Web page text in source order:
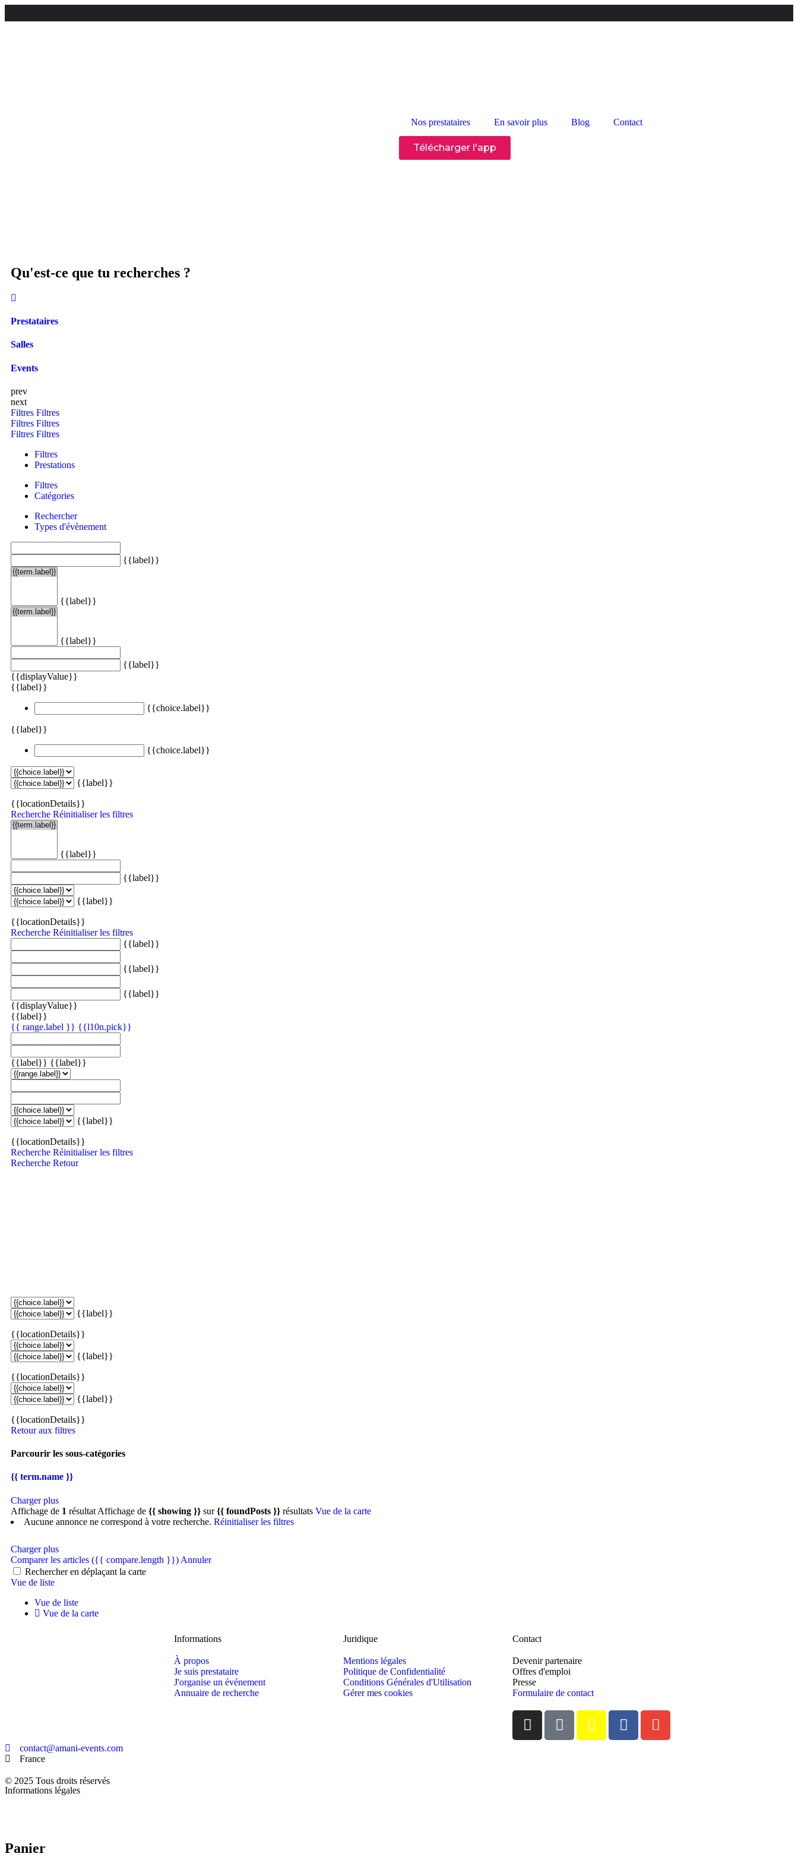
Nos prestataires En savoir plus Blog Contact
Télécharger l'app
Qu'est-ce que tu recherches ?
Prestataires
Salles
Events
prev
next
Filtres Filtres
Filtres Filtres
Filtres Filtres
Filtres
Prestations
Filtres
Catégories
Rechercher
Types d'évènement
{{label}}
{{label}}
{{label}}
{{label}}
{{displayValue}}
{{label}}
{{choice.label}}
{{label}}
{{choice.label}}
{{label}}
{{locationDetails}}
Recherche Réinitialiser les filtres
{{label}}
{{label}}
{{label}}
{{locationDetails}}
Recherche Réinitialiser les filtres
{{label}}
{{label}}
{{label}}
{{displayValue}}
{{label}}
{{ range.label }} {{l10n.pick}}
{{label}} {{label}}
{{label}}
{{locationDetails}}
Recherche Réinitialiser les filtres
Recherche Retour
{{label}}
{{locationDetails}}
{{label}}
{{locationDetails}}
{{label}}
{{locationDetails}}
Retour aux filtres
Parcourir les sous-catégories
{{ term.name }}
Charger plus
Affichage de 1 résultat Affichage de {{ showing }} sur{{ foundPosts }} résultats Vue de la carte
Aucune annonce ne correspond à votre recherche. Réinitialiser les filtres
Charger plus
Comparer les articles ({{ compare.length }}) Annuler
Rechercher en déplaçant la carte
Vue de liste
Vue de liste
Vue de la carte
contact@amani-events.com
France
Informations
À propos
Je suis prestataire
J'organise un événement
Annuaire de recherche
Juridique
Mentions légales
Politique de Confidentialité
Conditions Générales d'Utilisation
Gérer mes cookies
Contact
Devenir partenaire
Offres d'emploi
Presse
Formulaire de contact
© 2025 Tous droits réservés
Informations légales
Panier